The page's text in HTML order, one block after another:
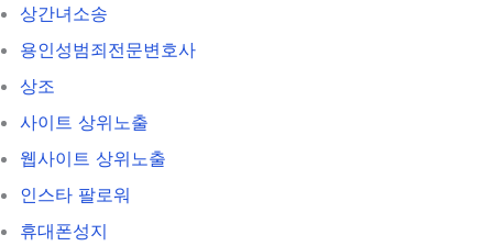
상간녀소송
용인성범죄전문변호사
상조
사이트 상위노출
웹사이트 상위노출
인스타 팔로워
휴대폰성지